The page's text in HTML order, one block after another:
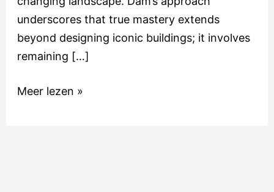
underscores that true mastery extends
beyond designing iconic buildings; it involves
remaining […]
Meer lezen »